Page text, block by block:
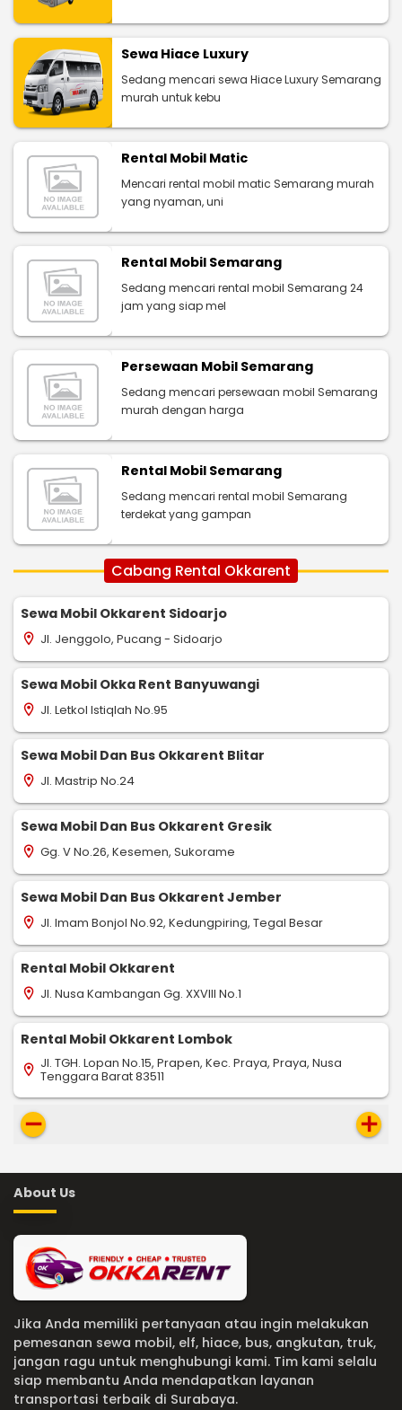
Sewa Hiace Luxury
Sedang mencari sewa Hiace Luxury Semarang
murah untuk kebu
Rental Mobil Matic
Mencari rental mobil matic Semarang murah
yang nyaman, uni
Rental Mobil Semarang
Sedang mencari rental mobil Semarang 24
jam yang siap mel
Persewaan Mobil Semarang
Sedang mencari persewaan mobil Semarang
murah dengan harga
Rental Mobil Semarang
Sedang mencari rental mobil Semarang
terdekat yang gampan
Cabang Rental Okkarent
Sewa Mobil Okkarent Sidoarjo
location_on Jl. Jenggolo, Pucang - Sidoarjo
Sewa Mobil Okka Rent Banyuwangi
location_on Jl. Letkol Istiqlah No.95
Sewa Mobil Dan Bus Okkarent Blitar
location_on Jl. Mastrip No.24
Sewa Mobil Dan Bus Okkarent Gresik
location_on Gg. V No.26, Kesemen, Sukorame
Sewa Mobil Dan Bus Okkarent Jember
location_on Jl. Imam Bonjol No.92, Kedungpiring, Tegal Besar
Rental Mobil Okkarent
location_on Jl. Nusa Kambangan Gg. XXVIII No.1
Rental Mobil Okkarent Lombok
location_on Jl. TGH. Lopan No.15, Prapen, Kec. Praya, Praya, Nusa
Tenggara Barat 83511
remove add
About Us
Jika Anda memiliki pertanyaan atau ingin melakukan
pemesanan sewa mobil, elf, hiace, bus, angkutan, truk,
jangan ragu untuk menghubungi kami. Tim kami selalu
siap membantu Anda mendapatkan layanan
transportasi terbaik di Surabaya.